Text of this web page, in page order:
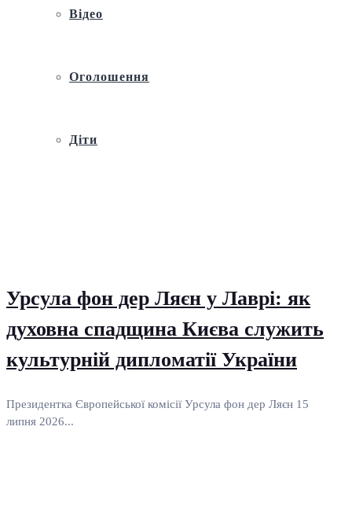
Відео
Оголошення
Діти
Урсула фон дер Ляєн у Лаврі: як
духовна спадщина Києва служить
культурній дипломатії України
Президентка Європейської комісії Урсула фон дер Ляєн 15
липня 2026...